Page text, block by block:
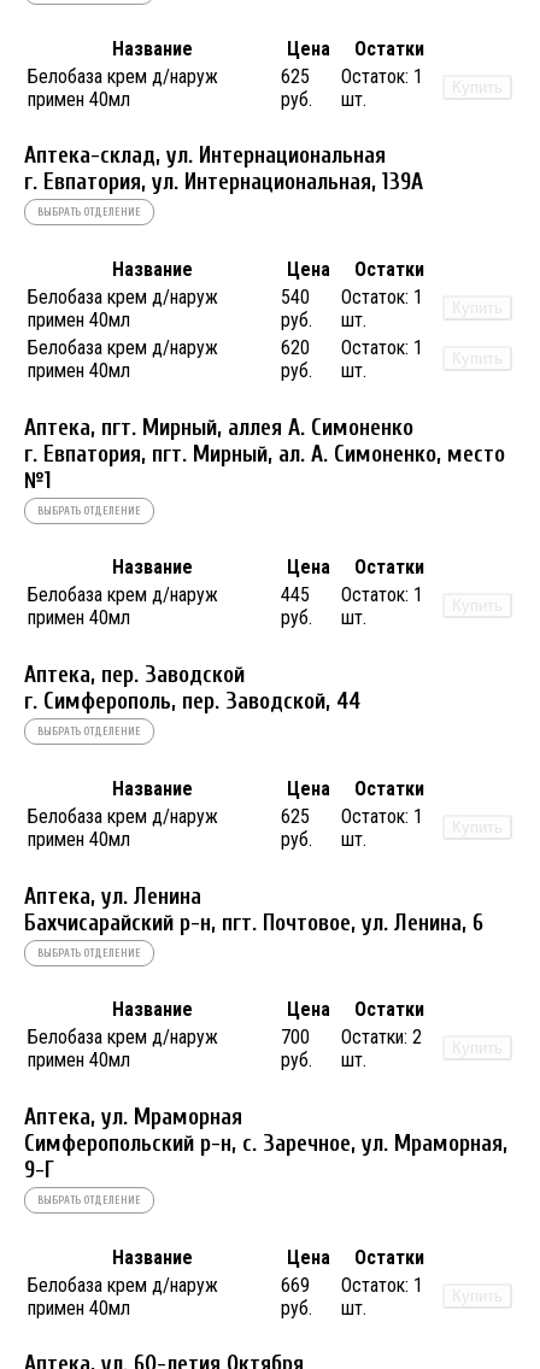
Название Цена
Остатки
Белобаза крем д/наруж
примен 40мл
625
руб.
Остаток: 1
шт.
Купить
Аптека-склад, ул. Интернациональная
г. Евпатория, ул. Интернациональная, 139А
ВЫБРАТЬ ОТДЕЛЕНИЕ
Название Цена
Остатки
Белобаза крем д/наруж
примен 40мл
540
руб.
Остаток: 1
шт.
Купить
Белобаза крем д/наруж
примен 40мл
620
руб.
Остаток: 1
шт.
Купить
Аптека, пгт. Мирный, аллея А. Симоненко
г. Евпатория, пгт. Мирный, ал. А. Симоненко, место
№1
ВЫБРАТЬ ОТДЕЛЕНИЕ
Название Цена
Остатки
Белобаза крем д/наруж
примен 40мл
445
руб.
Остаток: 1
шт.
Купить
Аптека, пер. Заводской
г. Симферополь, пер. Заводской, 44
ВЫБРАТЬ ОТДЕЛЕНИЕ
Название Цена
Остатки
Белобаза крем д/наруж
примен 40мл
625
руб.
Остаток: 1
шт.
Купить
Аптека, ул. Ленина
Бахчисарайский р-н, пгт. Почтовое, ул. Ленина, 6
ВЫБРАТЬ ОТДЕЛЕНИЕ
Название Цена
Остатки
Белобаза крем д/наруж
примен 40мл
700
руб.
Остатки: 2
шт.
Купить
Аптека, ул. Мраморная
Симферопольский р-н, с. Заречное, ул. Мраморная,
9-Г
ВЫБРАТЬ ОТДЕЛЕНИЕ
Название Цена
Остатки
Белобаза крем д/наруж
примен 40мл
669
руб.
Остаток: 1
шт.
Купить